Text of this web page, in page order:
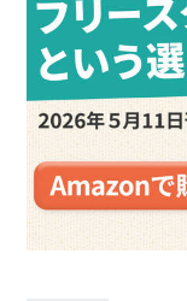
憶」がNHK国際
送、東京FMから
は、『光のうつ
ストブックス２
価も高まって
委員。